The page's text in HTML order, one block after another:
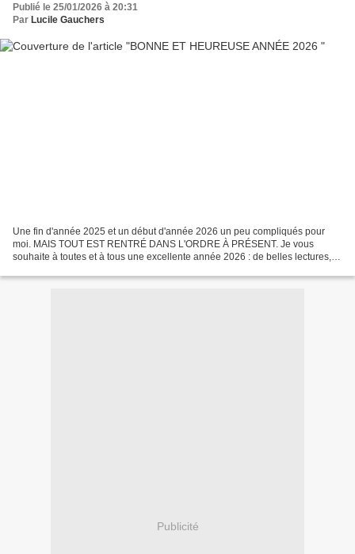
Publié le 25/01/2026 à 20:31
Par Lucile Gauchers
Une fin d'année 2025 et un début d'année 2026 un peu compliqués pour
moi. MAIS TOUT EST RENTRÉ DANS L'ORDRE À PRÉSENT. Je vous
souhaite à toutes et à tous une excellente année 2026 : de belles lectures,
Publicité